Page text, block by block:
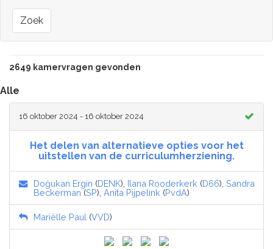
Zoek
2649 kamervragen gevonden
Alle
16 oktober 2024 - 16 oktober 2024
Het delen van alternatieve opties voor het
uitstellen van de curriculumherziening.
Doğukan Ergin (DENK), Ilana Rooderkerk (D66), Sandra
Beckerman (SP), Anita Pijpelink (PvdA)
Mariëlle Paul (VVD)